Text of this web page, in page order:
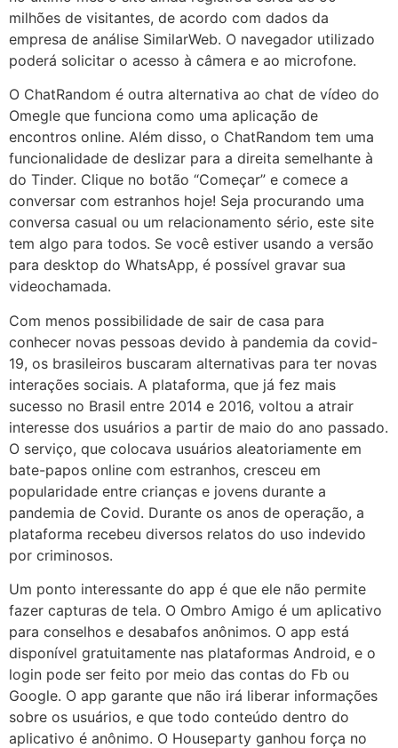
milhões de visitantes, de acordo com dados da
empresa de análise SimilarWeb. O navegador utilizado
poderá solicitar o acesso à câmera e ao microfone.
O ChatRandom é outra alternativa ao chat de vídeo do
Omegle que funciona como uma aplicação de
encontros online. Além disso, o ChatRandom tem uma
funcionalidade de deslizar para a direita semelhante à
do Tinder. Clique no botão “Começar” e comece a
conversar com estranhos hoje! Seja procurando uma
conversa casual ou um relacionamento sério, este site
tem algo para todos. Se você estiver usando a versão
para desktop do WhatsApp, é possível gravar sua
videochamada.
Com menos possibilidade de sair de casa para
conhecer novas pessoas devido à pandemia da covid-
19, os brasileiros buscaram alternativas para ter novas
interações sociais. A plataforma, que já fez mais
sucesso no Brasil entre 2014 e 2016, voltou a atrair
interesse dos usuários a partir de maio do ano passado.
O serviço, que colocava usuários aleatoriamente em
bate-papos online com estranhos, cresceu em
popularidade entre crianças e jovens durante a
pandemia de Covid. Durante os anos de operação, a
plataforma recebeu diversos relatos do uso indevido
por criminosos.
Um ponto interessante do app é que ele não permite
fazer capturas de tela. O Ombro Amigo é um aplicativo
para conselhos e desabafos anônimos. O app está
disponível gratuitamente nas plataformas Android, e o
login pode ser feito por meio das contas do Fb ou
Google. O app garante que não irá liberar informações
sobre os usuários, e que todo conteúdo dentro do
aplicativo é anônimo. O Houseparty ganhou força no